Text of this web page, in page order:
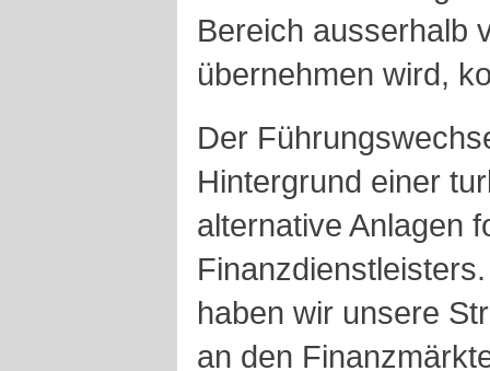
Bereich ausserhalb
übernehmen wird,
Der
Hintergrund einer
alternative Anlagen
haben wir unsere
an den